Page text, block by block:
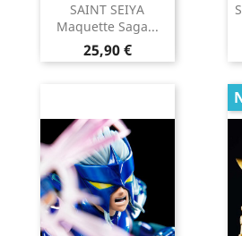
SAINT SEIYA
Maquette Saga...
Prix
25,90 €